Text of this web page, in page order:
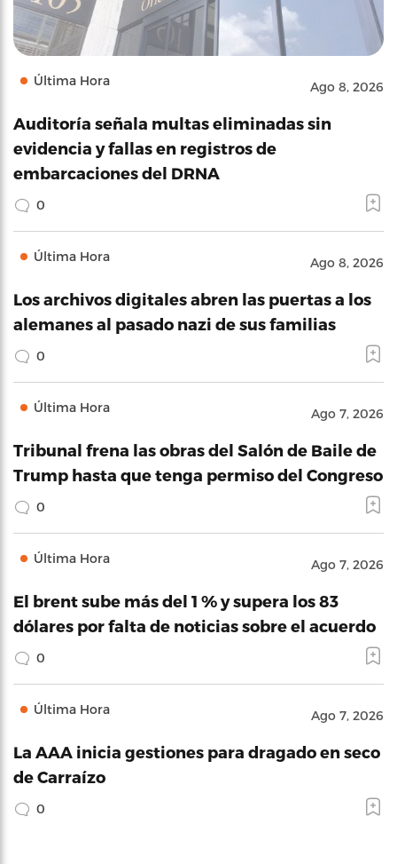
Última Hora Ago 8, 2026
Auditoría señala multas eliminadas sin
evidencia y fallas en registros de
embarcaciones del DRNA
0
Última Hora Ago 8, 2026
Los archivos digitales abren las puertas a los
alemanes al pasado nazi de sus familias
0
Última Hora Ago 7, 2026
Tribunal frena las obras del Salón de Baile de
Trump hasta que tenga permiso del Congreso
0
Última Hora Ago 7, 2026
El brent sube más del 1 % y supera los 83
dólares por falta de noticias sobre el acuerdo
0
Última Hora Ago 7, 2026
La AAA inicia gestiones para dragado en seco
de Carraízo
0